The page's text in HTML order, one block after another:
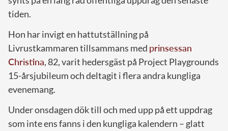
tiden.
Hon har invigt en hattutställning på
Livrustkammaren tillsammans med prinsessan
Christina, 82, varit hedersgäst på Project Playgrounds
15-årsjubileum och deltagit i flera andra kungliga
evenemang.
Under onsdagen dök till och med upp på ett uppdrag
som inte ens fanns i den kungliga kalendern – glatt